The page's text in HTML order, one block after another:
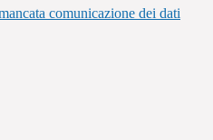
comunicazione dei dati